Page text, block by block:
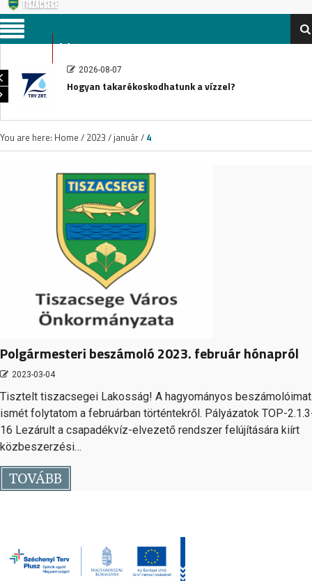
Menu
2026-08-07
Hogyan takarékoskodhatunk a vízzel?
You are here: Home / 2023 / január/ 4
Polgármesteri beszámoló 2023. február hónapról
2023-03-04
Tisztelt tiszacsegei Lakosság! A hagyományos beszámolóimat
ismét folytatom a februárban történtekről. Pályázatok TOP-
16 Lezárult a csapadékvíz-elvezető rendszer felújítására kiírt
közbeszerzési…
TOVÁBB